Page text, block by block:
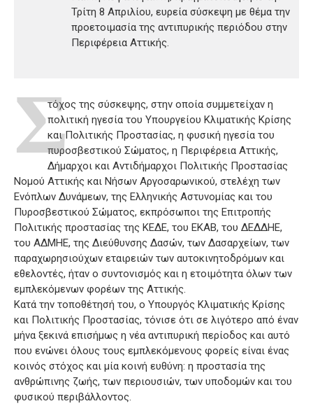
Τρίτη 8 Απριλίου, ευρεία σύσκεψη με θέμα την
προετοιμασία της αντιπυρικής περιόδου στην
Περιφέρεια Αττικής.
Στόχος της σύσκεψης, στην οποία συμμετείχαν η
πολιτική ηγεσία του Υπουργείου Κλιματικής Κρίσης
και Πολιτικής Προστασίας, η φυσική ηγεσία του
πυροσβεστικού Σώματος, η Περιφέρεια Αττικής,
Δήμαρχοι και Αντιδήμαρχοι Πολιτικής Προστασίας
Νομού Αττικής και Νήσων Αργοσαρωνικού, στελέχη των
Ενόπλων Δυνάμεων, της Ελληνικής Αστυνομίας και του
Πυροσβεστικού Σώματος, εκπρόσωποι της Επιτροπής
Πολιτικής προστασίας της ΚΕΔΕ, του ΕΚΑΒ, του ΔΕΔΔΗΕ,
του ΑΔΜΗΕ, της Διεύθυνσης Δασών, των Δασαρχείων, των
παραχωρησιούχων εταιρειών των αυτοκινητοδρόμων και
εθελοντές, ήταν ο συντονισμός και η ετοιμότητα όλων των
εμπλεκόμενων φορέων της Αττικής.
Κατά την τοποθέτησή του, ο Υπουργός Κλιματικής Κρίσης
και Πολιτικής Προστασίας, τόνισε ότι σε λιγότερο από έναν
μήνα ξεκινά επισήμως η νέα αντιπυρική περίοδος και αυτό
που ενώνει όλους τους εμπλεκόμενους φορείς είναι ένας
κοινός στόχος και μία κοινή ευθύνη: η προστασία της
ανθρώπινης ζωής, των περιουσιών, των υποδομών και του
φυσικού περιβάλλοντος.